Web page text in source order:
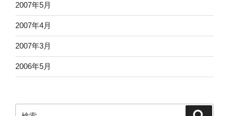
2007年5月
2007年4月
2007年3月
2006年5月